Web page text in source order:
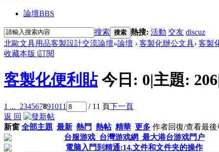
論壇BBS
搜索 搜索 熱搜: 活動 交友 discuz
北歐文具用品客製設計交流論壇»論壇 › 客製化辦公文具› 客製
收藏本版 |訂閱
客製化便利貼 今日: 0|主題: 206
1 ... 234567891011 / 11 頁下一頁
返 回
新窗 全部主題 最新 熱門 熱帖 精華 更多 作者回復/查看最後
台服游戏_台灣游戏網_最大港台游戏門户
電脑入門到精通:14.文件和文件夹的操作